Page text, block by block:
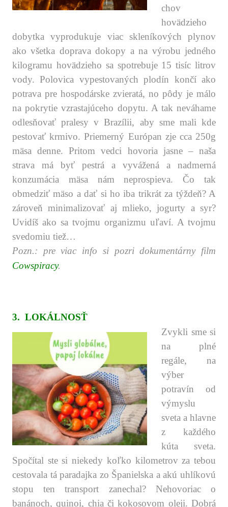
chov
hovädzieho
dobytka vyprodukuje viac skleníkových plynov
ako všetka doprava dokopy a na výrobu jedného
kilogramu hovädzieho sa spotrebuje 15 tisíc litrov
vody. Polovica vypestovaných plodín končí ako
potrava pre hospodárske zvieratá, no pôdy je málo
na pokrytie vzrastajúceho dopytu. A tak neváhame
odlesňovať pralesy v Brazílii, aby sme mali kde
pestovať krmivo. Priemerný Európan zje cca 250g
mäsa denne. Pritom vedci hovoria jasne – naša
strava má byť pestrá a vyvážená a nadmerná
konzumácia mäsa nám neprospieva. Čo tak
obmedziť mäso a dať si ho iba trikrát za týždeň? A
zároveň minimalizovať aj mlieko, jogurty a syr?
Uvidíš ako sa tvojmu organizmu uľaví. A tvojmu
svedomiu tiež…
Pozn.: pre viac info si pozri dokumentárny film
Cowspiracy.
3. LOKÁLNOSŤ
Zvykli sme si
na plné
regále, na
výber
potravín od
výmyslu
sveta a hlavne
z každého
kúta sveta.
Spočítal ste si niekedy koľko kilometrov za tebou
cestovala tá paradajka zo Španielska a akú uhlíkovú
stopu ten transport zanechal? Nehovoriac o
banánoch, quinoi, chia či kokosovom oleji. Dobrá